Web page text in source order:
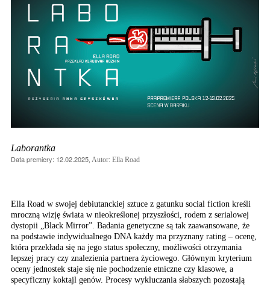
Laborantka
Data premiery: 12.02.2025 , Autor: Ella Road
Ella Road w swojej debiutanckiej sztuce z gatunku social fiction kreśli
mroczną wizję świata w nieokreślonej przyszłości, rodem z serialowej
dystopii „Black Mirror”. Badania genetyczne są tak zaawansowane, że
na podstawie indywidualnego DNA każdy ma przyznany rating – ocenę,
która przekłada się na jego status społeczny, możliwości otrzymania
lepszej pracy czy znalezienia partnera życiowego. Głównym kryterium
oceny jednostek staje się nie pochodzenie etniczne czy klasowe, a
specyficzny koktajl genów. Procesy wykluczania słabszych pozostają